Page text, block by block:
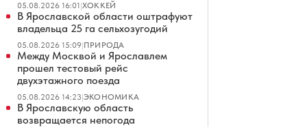
05.08.2026 16:01|ХОККЕЙ
В Ярославской области оштрафуют
владельца 25 га сельхозугодий
05.08.2026 15:09|ПРИРОДА
Между Москвой и Ярославлем
прошел тестовый рейс
двухэтажного поезда
05.08.2026 14:23|ЭКОНОМИКА
В Ярославскую область
возвращается непогода